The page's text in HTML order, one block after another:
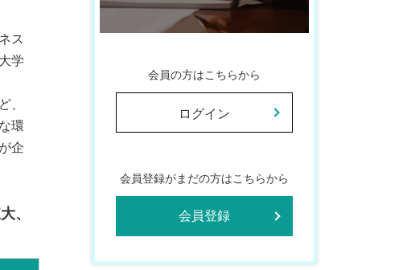
ス
学
、
環
企
、
会員の方はこちらから
ログイン
会員登録がまだの方はこちらから
会員登録